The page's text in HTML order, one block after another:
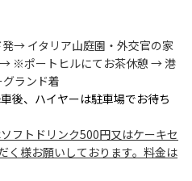
→ イタリア山庭園・外交官の家
※ポートヒルにてお茶休憩 → 港
ランド着
後、ハイヤーは駐車場でお待ち
フトドリンク500円又はケーキセ
く様お願いしております。料金は